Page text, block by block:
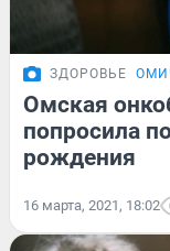
ЗДОРОВЬЕ
Омская
попросила
рождения
16 марта, 2021, 18:02